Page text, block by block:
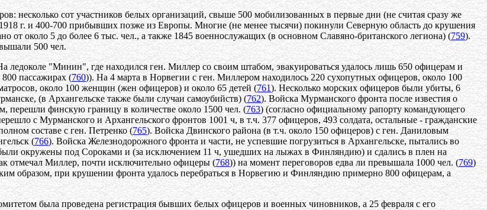
несколько сот участников белых организаций, свыше 500 мобилизованных в первые дни (не считая сразу же
г. и 400-700 прибывших позже из Европы. Многие (не менее тысячи) покинули Северную область до крушения
от около 5 до более 6 тыс. чел., а также 1845 военнослужащих (в основном Славяно-британского легиона) (759).
500 чел.
ледоколе "Минин", где находился ген. Миллер со своим штабом, эвакуироваться удалось лишь 650 офицерам и
пассажирах (760)). На 4 марта в Норвегии с ген. Миллером находилось 220 сухопутных офицеров, около 100
около 100 женщин (жен офицеров) и около 65 детей (761). Несколько морских офицеров были убиты, 6
(в Архангельске также были случаи самоубийств) (762). Войска Мурманского фронта после известия о
перешли финскую границу в количестве около 1500 чел. (763) (согласно официальному рапорту командующего
с Мурманского и Архангельского фронтов 1001 ч, в т.ч. 377 офицеров, 493 солдата, остальные - гражданские
составе с ген. Петренко (765). Войска Двинского района (в т.ч. около 150 офицеров) с ген. Даниловым
(766). Войска Железнодорожного фронта и части, не успевшие погрузиться в Архангельске, пытались во
окружены под Сороками и (за исключением 11 ч, ушедших на лыжах в Финляндию) и сдались в плен на
отмечал Миллер, почти исключительно офицеры (768)) на момент переговоров едва ли превышала 1000 чел. (769)
образом, при крушении фронта удалось перебраться в Норвегию и Финляндию примерно 800 офицерам, а
была проведена регистрация бывших белых офицеров и военных чиновников, а 25 февраля с его